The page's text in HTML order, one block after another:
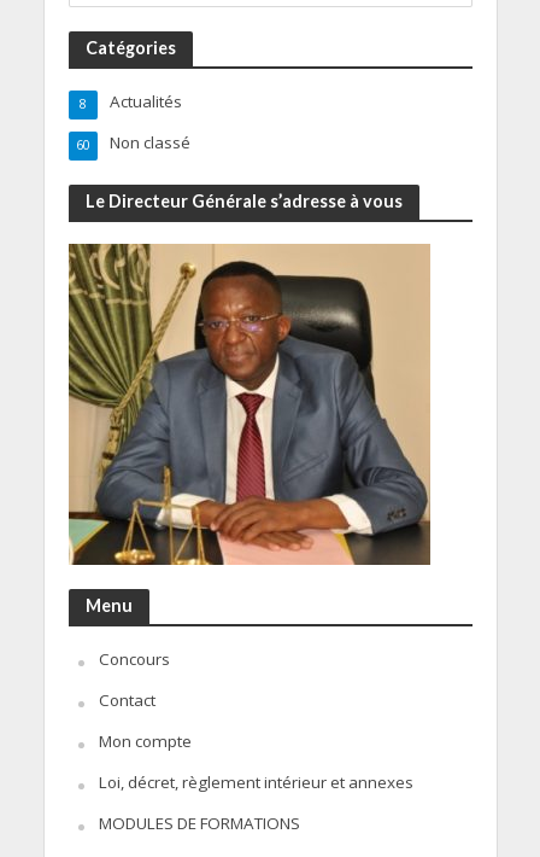
Catégories
Actualités
8
Non classé
60
Le Directeur Générale s’adresse à vous
Menu
Concours
Contact
Mon compte
Loi, décret, règlement intérieur et annexes
MODULES DE FORMATIONS